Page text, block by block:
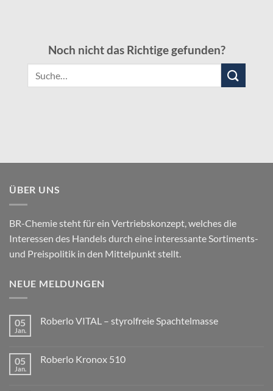
Noch nicht das Richtige gefunden?
ÜBER UNS
BR-Chemie steht für ein Vertriebskonzept, welches die
Interessen des Handels durch eine interessante Sortiments-
und Preispolitik in den Mittelpunkt stellt.
NEUE MELDUNGEN
05
Jan.
Roberlo VITAL – styrolfreie Spachtelmasse
05
Jan.
Roberlo Kronox 510